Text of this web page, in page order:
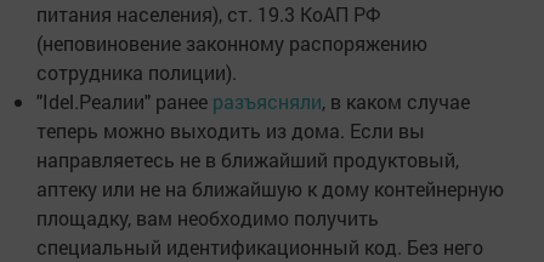
питания населения), ст. 19.3 КоАП РФ
(неповиновение законному распоряжению
сотрудника полиции).
"Idel.Реалии" ранее разъясняли, в каком случае
теперь можно выходить из дома. Если вы
направляетесь не в ближайший продуктовый,
аптеку или не на ближайшую к дому контейнерную
площадку, вам необходимо получить
специальный идентификационный код. Без него